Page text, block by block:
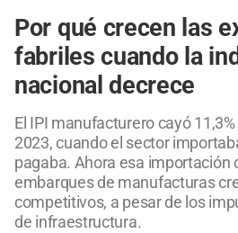
Por qué crecen las
fabriles cuando la
nacional decrece
El IPI manufacturero cayó
2023, cuando el sector
pagaba. Ahora esa importación
embarques de manufacturas
competitivos, a pesar de los
de infraestructura.